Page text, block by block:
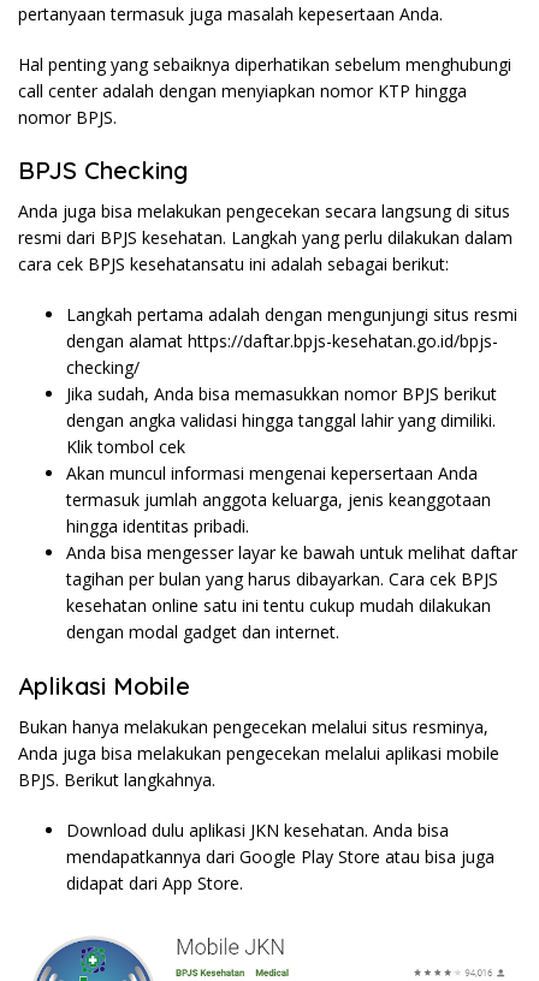
pertanyaan termasuk juga masalah kepesertaan Anda.
Hal penting yang sebaiknya diperhatikan sebelum menghubungi
call center adalah dengan menyiapkan nomor KTP hingga
nomor BPJS.
BPJS Checking
Anda juga bisa melakukan pengecekan secara langsung di situs
resmi dari BPJS kesehatan. Langkah yang perlu dilakukan dalam
cara cek BPJS kesehatansatu ini adalah sebagai berikut:
Langkah pertama adalah dengan mengunjungi situs resmi
dengan alamat https://daftar.bpjs-kesehatan.go.id/bpjs-
checking/
Jika sudah, Anda bisa memasukkan nomor BPJS berikut
dengan angka validasi hingga tanggal lahir yang dimiliki.
Klik tombol cek
Akan muncul informasi mengenai kepersertaan Anda
termasuk jumlah anggota keluarga, jenis keanggotaan
hingga identitas pribadi.
Anda bisa mengesser layar ke bawah untuk melihat daftar
tagihan per bulan yang harus dibayarkan. Cara cek BPJS
kesehatan online satu ini tentu cukup mudah dilakukan
dengan modal gadget dan internet.
Aplikasi Mobile
Bukan hanya melakukan pengecekan melalui situs resminya,
Anda juga bisa melakukan pengecekan melalui aplikasi mobile
BPJS. Berikut langkahnya.
Download dulu aplikasi JKN kesehatan. Anda bisa
mendapatkannya dari Google Play Store atau bisa juga
didapat dari App Store.